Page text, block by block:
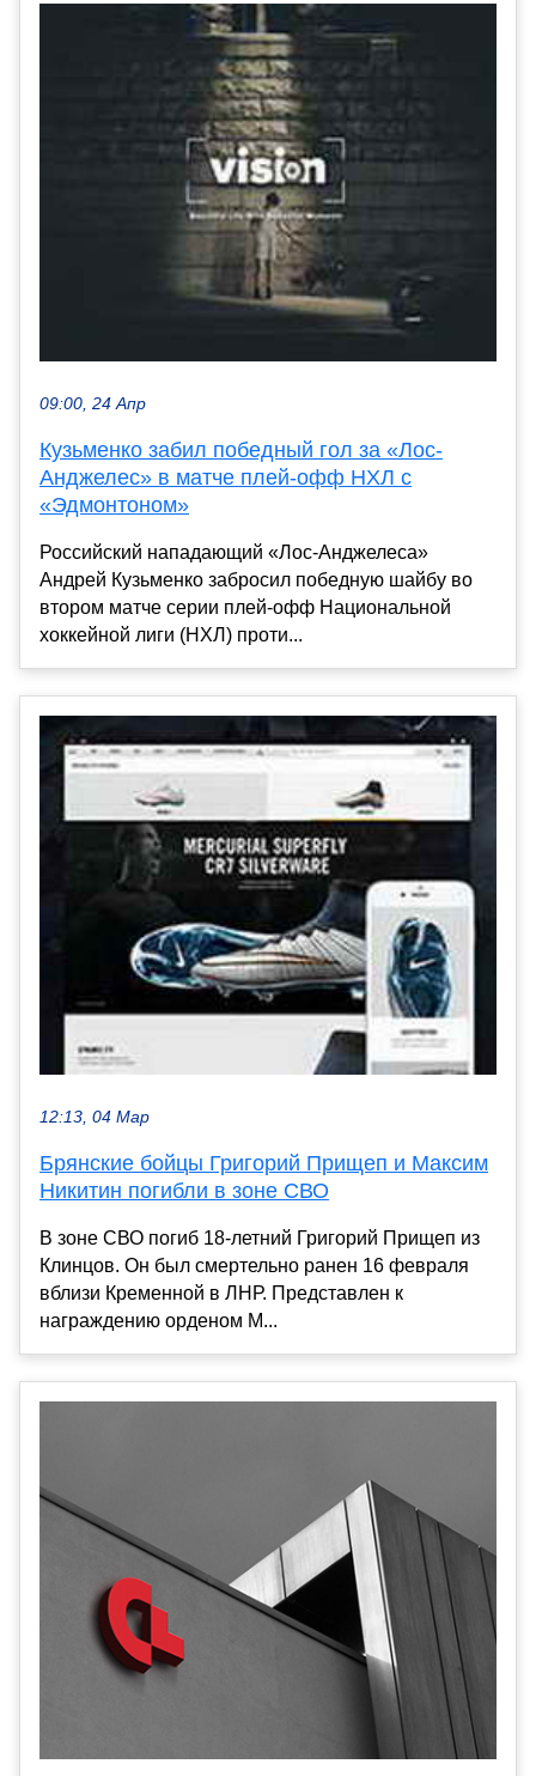
09:00, 24 Апр
Кузьменко забил победный гол за «Лос-
Анджелес» в матче плей-офф НХЛ с
«Эдмонтоном»
Российский нападающий «Лос-Анджелеса»
Андрей Кузьменко забросил победную шайбу во
втором матче серии плей-офф Национальной
хоккейной лиги (НХЛ) проти...
12:13, 04 Мар
Брянские бойцы Григорий Прищеп и Максим
Никитин погибли в зоне СВО
В зоне СВО погиб 18-летний Григорий Прищеп из
Клинцов. Он был смертельно ранен 16 февраля
вблизи Кременной в ЛНР. Представлен к
награждению орденом М...